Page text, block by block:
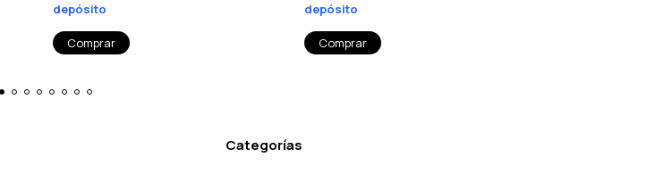
depósito
depósito
Categorías